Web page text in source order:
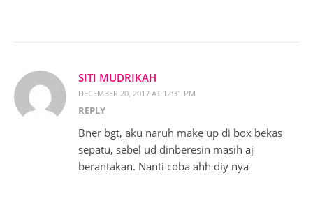
SITI MUDRIKAH
DECEMBER 20, 2017 AT 12:31 PM
REPLY
Bner bgt, aku naruh make up di box bekas
sepatu, sebel ud dinberesin masih aj
berantakan. Nanti coba ahh diy nya